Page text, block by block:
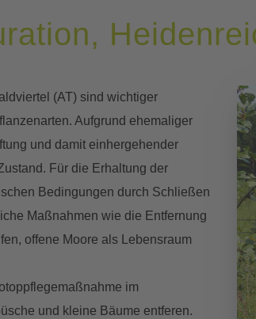
(AT) sind wichtiger
Aufgrund ehemaliger
und damit einhergehender
Für die Erhaltung der
Bedingungen durch Schließen
Maßnahmen wie die Entfernung
offene Moore als Lebensraum
im
und kleine Bäume entferen.